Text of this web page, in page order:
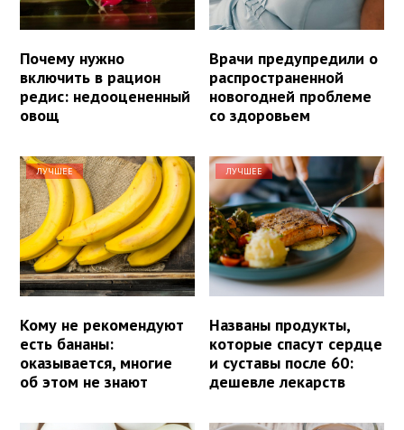
Почему нужно
включить в рацион
редис: недооцененный
овощ
Врачи предупредили о
распространенной
новогодней проблеме
со здоровьем
ЛУЧШЕЕ
Кому не рекомендуют
есть бананы:
оказывается, многие
об этом не знают
ЛУЧШЕЕ
Названы продукты,
которые спасут сердце
и суставы после 60:
дешевле лекарств